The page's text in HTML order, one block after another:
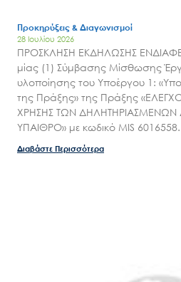
Προκηρύξεις & Διαγωνισμοί
28 Ιουλίου 2026
ΠΡΟΣΚΛΗΣΗ ΕΚΔΗΛΩΣΗΣ
μίας (1) Σύμβασης Μίσθωσης
υλοποίησης του Υποέργου 1:
της Πράξης» της Πράξης
ΧΡΗΣΗΣ ΤΩΝ
ΥΠΑΙΘΡΟ» με κωδικό MIS 6016558.
Διαβάστε Περισσότερα